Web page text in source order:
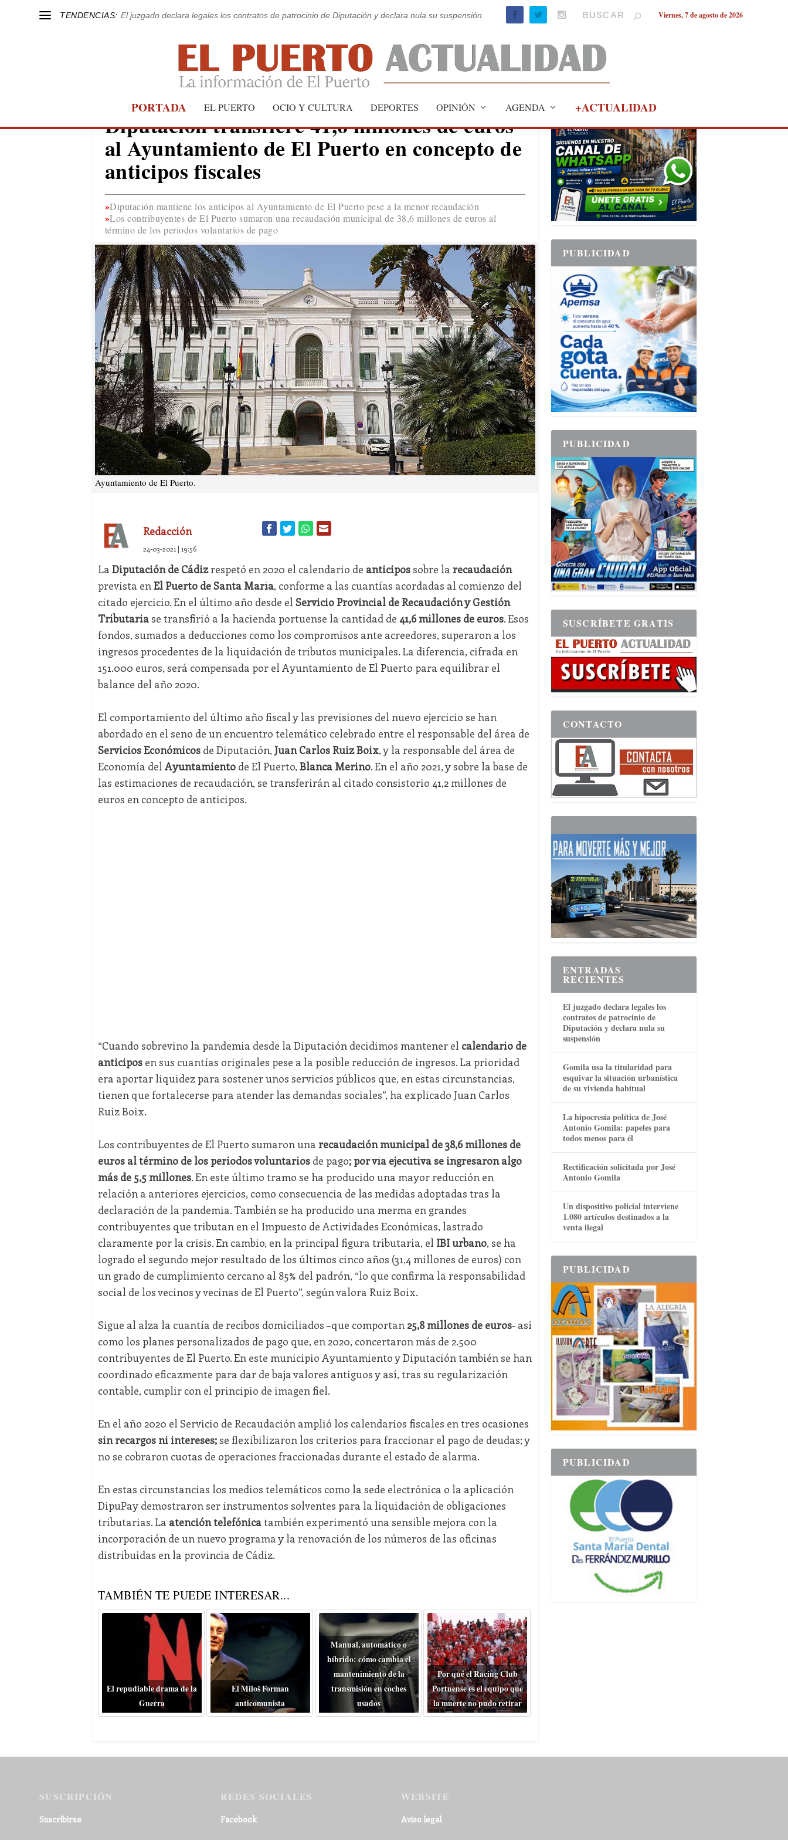
TENDENCIAS: El juzgado declara legales los contratos de patrocinio de Diputación y declara nula su suspensión Viernes, 7 de agosto de 2026
PORTADA EL PUERTO OCIO Y CULTURA DEPORTES OPINIÓN AGENDA +ACTUALIDAD
ADMINISTRACIONES
Diputación transfiere 41,6 millones de euros
al Ayuntamiento de El Puerto en concepto de
anticipos fiscales
Diputación mantiene los anticipos al Ayuntamiento de El Puerto pese a la menor recaudación
Los contribuyentes de El Puerto sumaron una recaudación municipal de 38,6 millones de euros al
término de los periodos voluntarios de pago
Ayuntamiento de El Puerto.
Redacción
24-03-2021 | 19:56
La Diputación de Cádizrespetó en 2020 el calendario de anticipossobre la recaudación
prevista en El Puerto de Santa María, conforme a las cuantías acordadas al comienzo del
citado ejercicio. En el último año desde el Servicio Provincial de Recaudación y Gestión
Tributariase transfirió a la hacienda portuense la cantidad de 41,6 millones de euros. Esos
fondos, sumados a deducciones como los compromisos ante acreedores, superaron a los
ingresos procedentes de la liquidación de tributos municipales. La diferencia, cifrada en
151.000 euros, será compensada por el Ayuntamiento de El Puerto para equilibrar el
balance del año 2020.
El comportamiento del último año fiscal y las previsiones del nuevo ejercicio se han
abordado en el seno de un encuentro telemático celebrado entre el responsable del área de
Servicios Económicosde Diputación, Juan Carlos Ruiz Boix, y la responsable del área de
Economía del Ayuntamientode El Puerto, Blanca Merino. En el año 2021, y sobre la base de
las estimaciones de recaudación, se transferirán al citado consistorio 41,2 millones de
euros en concepto de anticipos.
“Cuando sobrevino la pandemia desde la Diputación decidimos mantener el calendario de
anticiposen sus cuantías originales pese a la posible reducción de ingresos. La prioridad
era aportar liquidez para sostener unos servicios públicos que, en estas circunstancias,
tienen que fortalecerse para atender las demandas sociales”, ha explicado Juan Carlos
Ruiz Boix.
Los contribuyentes de El Puerto sumaron una recaudación municipal de 38,6 millones de
euros al término de los periodos voluntariosde pago; por vía ejecutiva se ingresaron algo
más de 5,5 millones. En este último tramo se ha producido una mayor reducción en
relación a anteriores ejercicios, como consecuencia de las medidas adoptadas tras la
declaración de la pandemia. También se ha producido una merma en grandes
contribuyentes que tributan en el Impuesto de Actividades Económicas, lastrado
claramente por la crisis. En cambio, en la principal figura tributaria, el IBI urbano, se ha
logrado el segundo mejor resultado de los últimos cinco años (31,4 millones de euros) con
un grado de cumplimiento cercano al 85% del padrón, “lo que confirma la responsabilidad
social de los vecinos y vecinas de El Puerto”, según valora Ruiz Boix.
Sigue al alza la cuantía de recibos domiciliados –que comportan 25,8 millones de euros- así
como los planes personalizados de pago que, en 2020, concertaron más de 2.500
contribuyentes de El Puerto. En este municipio Ayuntamiento y Diputación también se han
coordinado eficazmente para dar de baja valores antiguos y así, tras su regularización
contable, cumplir con el principio de imagen fiel.
En el año 2020 el Servicio de Recaudación amplió los calendarios fiscales en tres ocasiones
sin recargos ni intereses;se flexibilizaron los criterios para fraccionar el pago de deudas; y
no se cobraron cuotas de operaciones fraccionadas durante el estado de alarma.
En estas circunstancias los medios telemáticos como la sede electrónica o la aplicación
DipuPay demostraron ser instrumentos solventes para la liquidación de obligaciones
tributarias. La atención telefónicatambién experimentó una sensible mejora con la
incorporación de un nuevo programa y la renovación de los números de las oficinas
distribuidas en la provincia de Cádiz.
TAMBIÉN TE PUEDE INTERESAR...
El repudiable drama de la
Guerra
El Miloš Forman
anticomunista
Manual, automático o
híbrido: cómo cambia el
mantenimiento de la
transmisión en coches
usados
Por qué el Racing Club
Portuense es el equipo que
la muerte no pudo retirar
PUBLICIDAD
PUBLICIDAD
PUBLICIDAD
SUSCRÍBETE GRATIS
CONTACTO
ENTRADAS
RECIENTES
El juzgado declara legales los
contratos de patrocinio de
Diputación y declara nula su
suspensión
Gomila usa la titularidad para
esquivar la situación urbanística
de su vivienda habitual
La hipocresía política de José
Antonio Gomila: papeles para
todos menos para él
Rectificación solicitada por José
Antonio Gomila
Un dispositivo policial interviene
1.080 artículos destinados a la
venta ilegal
PUBLICIDAD
PUBLICIDAD
SUSCRIPCIÓN
Suscribirse
REDES SOCIALES
Facebook
WEBSITE
Aviso legal